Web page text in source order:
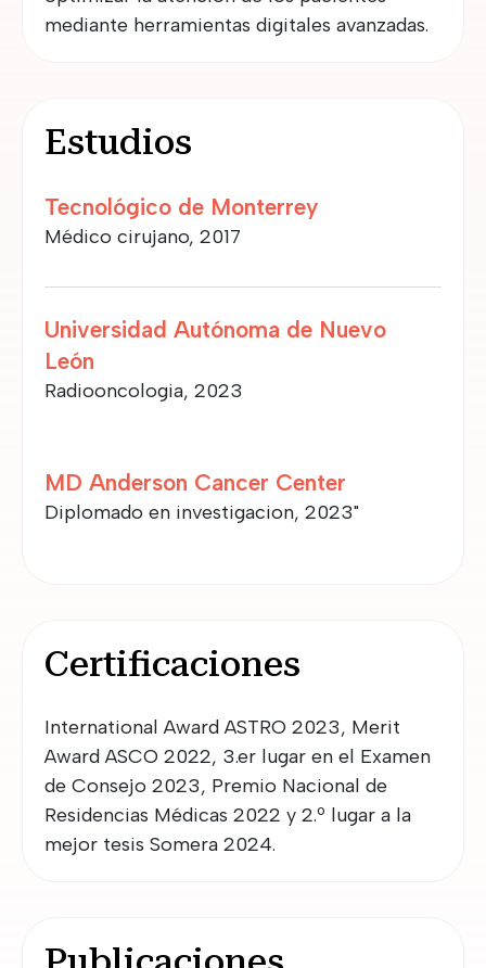
mediante herramientas digitales avanzadas.
Estudios
Tecnológico de Monterrey
Médico cirujano, 2017
Universidad Autónoma de Nuevo
León
Radiooncologia, 2023
MD Anderson Cancer Center
Diplomado en investigacion, 2023"
Certificaciones
International Award ASTRO 2023, Merit
Award ASCO 2022, 3.er lugar en el Examen
de Consejo 2023, Premio Nacional de
Residencias Médicas 2022 y 2.º lugar a la
mejor tesis Somera 2024.